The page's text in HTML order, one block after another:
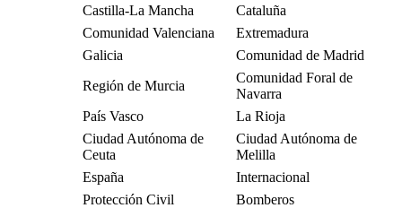
Castilla-La Mancha
Cataluña
Comunidad Valenciana
Extremadura
Galicia
Comunidad de Madrid
Región de Murcia
Comunidad Foral de
Navarra
País Vasco
La Rioja
Ciudad Autónoma de
Ceuta
Ciudad Autónoma de
Melilla
España
Internacional
Protección Civil
Bomberos